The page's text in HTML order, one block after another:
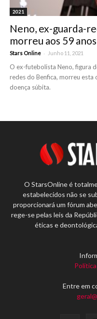
2021
Neno, ex-guarda-
morreu aos 59 anos
Stars Online - Junho 11, 2021
O ex-futebolista Neno, figura
redes do Benfica, morreu
doença súbita.
O StarsOnline é
estabelecidos não se
proporcionará um fórum
rege-se pelas leis da
éticas e
Entre em